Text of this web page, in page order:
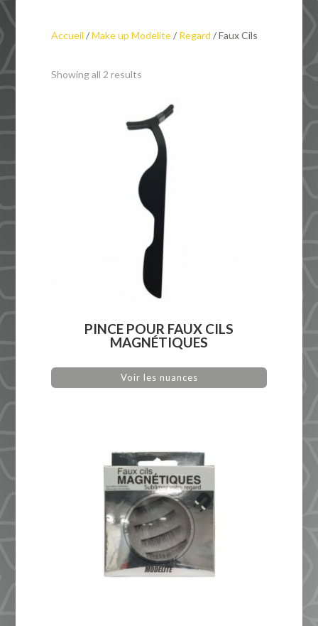
Accueil /Make up Modelite/ Regard / Faux Cils
Showing all 2 results
PINCE POUR FAUX CILS
MAGNÉTIQUES
Voir les nuances